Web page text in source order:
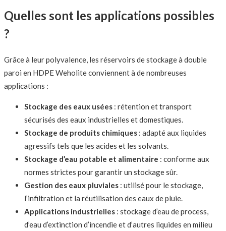
Quelles sont les applications possibles
?
Grâce à leur polyvalence, les réservoirs de stockage à double
paroi en HDPE Weholite conviennent à de nombreuses
applications :
Stockage des eaux usées : rétention et transport
sécurisés des eaux industrielles et domestiques.
Stockage de produits chimiques : adapté aux liquides
agressifs tels que les acides et les solvants.
Stockage d’eau potable et alimentaire : conforme aux
normes strictes pour garantir un stockage sûr.
Gestion des eaux pluviales : utilisé pour le stockage,
l’infiltration et la réutilisation des eaux de pluie.
Applications industrielles : stockage d’eau de process,
d’eau d’extinction d’incendie et d’autres liquides en milieu